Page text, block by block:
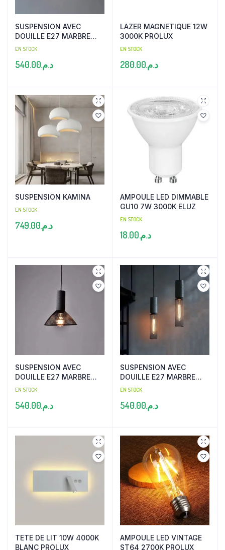
SUSPENSION AVEC
DOUILLE E27 MARBRE
NOIR
EN STOCK
د.م.540.00
LAZER MAGNETIQUE 12W
3000K PROLUX
EN STOCK
د.م.280.00
SUSPENSION KAMINA
EN STOCK
د.م.749.00
AMPOULE LED DIMMABLE
GU10 7W 3000K ELUZ
EN STOCK
د.م.18.00
SUSPENSION AVEC
DOUILLE E27 MARBRE
NOIR
EN STOCK
د.م.540.00
SUSPENSION AVEC
DOUILLE E27 MARBRE
NOIR
EN STOCK
د.م.540.00
TETE DE LIT 10W 4000K
BLANC PROLUX
AMPOULE LED VINTAGE
ST64 2700K PROLUX